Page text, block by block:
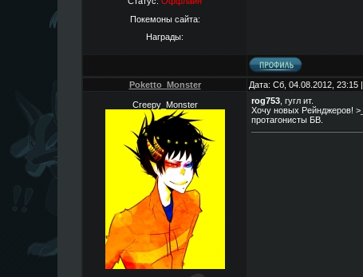
Покемоны сайта:
Награды:
Poketto_Monster Дата: Сб, 04.08.2012,
Creepy_Monster rog753 , гугл ит.
Хочу новых Рейнджеров!
протагонисты БВ.